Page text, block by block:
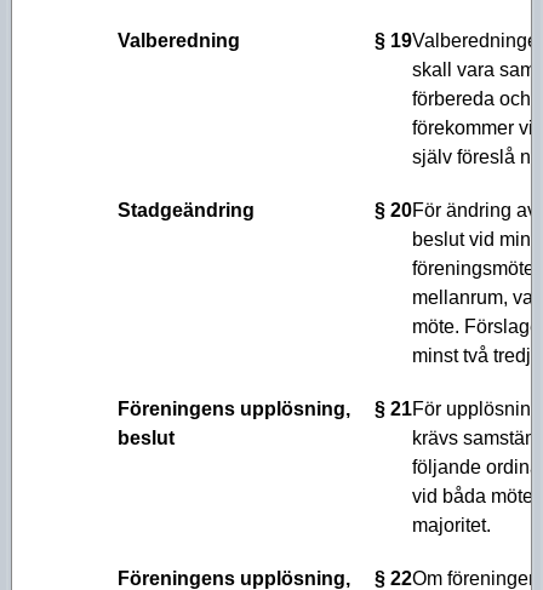
Valberedning § 19
skall vara
förbereda och
förekommer
själv föreslå
Stadgeändring § 20För ändring
beslut vid
mellanrum,
möte.
minst två
Föreningens upplösning,
beslut
§ 21För
krävs
följande
vid båda
majoritet.
Föreningens upplösning,
§ 22Om